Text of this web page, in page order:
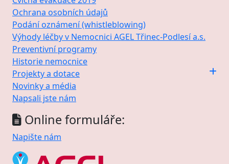
Ochrana osobních údajů
Podání oznámení (whistleblowing)
Výhody léčby v Nemocnici AGEL Třinec-Podlesí a.s.
Preventivní programy
Historie nemocnice
Projekty a dotace
Novinky a média
Napsali jste nám
Online formuláře:
Napište nám